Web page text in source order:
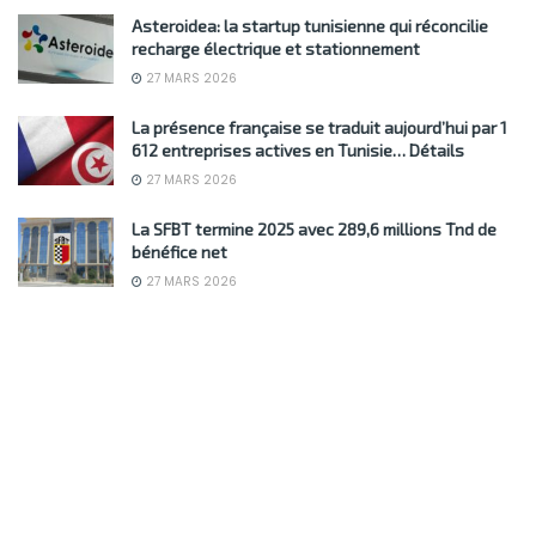
Asteroidea: la startup tunisienne qui réconcilie
recharge électrique et stationnement
27 MARS 2026
La présence française se traduit aujourd’hui par 1
612 entreprises actives en Tunisie… Détails
27 MARS 2026
La SFBT termine 2025 avec 289,6 millions Tnd de
bénéfice net
27 MARS 2026